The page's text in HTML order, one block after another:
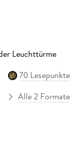
Leuchttürme
70 Lesepunkte
Alle 2 Formate